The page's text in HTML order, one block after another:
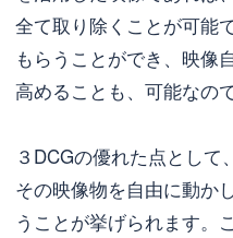
全て取り除くことが可能
もらうことができ、映像
高めることも、可能なので
３DCGの優れた点として
その映像物を自由に動か
うことが挙げられます。